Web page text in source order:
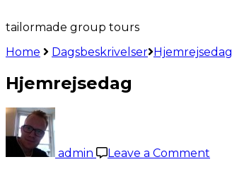
tailormade group tours
Home
Dagsbeskrivelser Hjemrejsedag
Hjemrejsedag
admin Leave a Comment